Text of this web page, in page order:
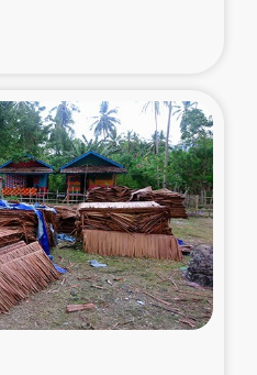
配付および教育支援
ー緊急支援
ー移民子ども支援
グローブ植林活動
民への食糧・越冬支援